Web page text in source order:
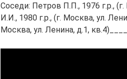
Соседи: Петров П.П., 1976 г.р.,
И.И., 1980 г.р., (г. Москва, ул.
Москва, ул. Ленина, д.1,